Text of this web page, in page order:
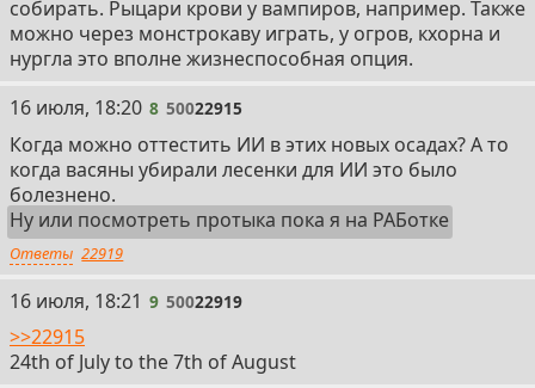
собирать. Рыцари крови у вампиров, например. Также
можно через монстрокаву играть, у огров, кхорна и
нургла это вполне жизнеспособная опция.
8
16 июля, 18:20 8 50022915
Когда можно оттестить ИИ в этих новых осадах? А то
когда васяны убирали лесенки для ИИ это было
болезнено.
Ну или посмотреть протыка пока я на РАБотке
Ответы 22919
9
16 июля, 18:21 9 50022919
>>22915
24th of July to the 7th of August